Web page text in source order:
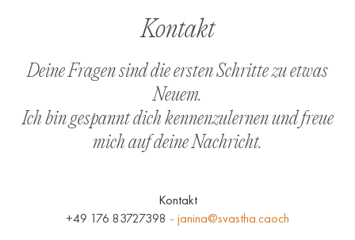
Kontakt
Deine Fragen sind die ersten Schritte zu etwas
Neuem.
Ich bin gespannt dich kennenzulernen und freue
mich auf deine Nachricht.
Kontakt
‭+49 176 83727398 ‬ - janina@svastha.caoch